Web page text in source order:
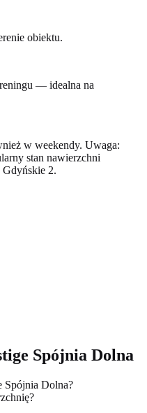
obiektu.
— idealna na
w weekendy. Uwaga:
stan nawierzchni
2.
Spójnia Dolna
Spójnia Dolna?